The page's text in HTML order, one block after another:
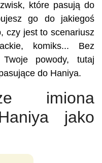
które pasują do
go do jakiegoś
czy jest to scenariusz
komiks... Bez
powody, tutaj
do Haniya.
imiona
jako